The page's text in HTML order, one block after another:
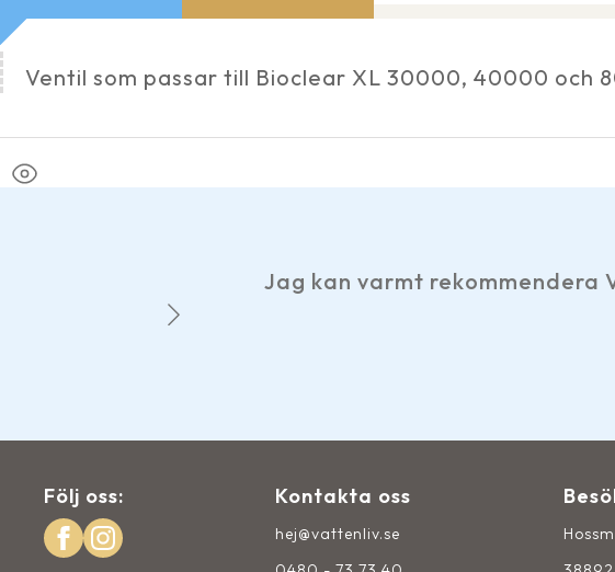
Ventil som passar till Bioclear XL 30000, 40000 och
Jag kan varmt rekommendera
Följ oss: Kontakta oss
hej@vattenliv.se